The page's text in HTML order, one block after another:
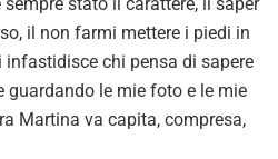
il non farmi mettere i piedi in
chi pensa di sapere
le mie foto e le mie
Martina va capita, compresa,